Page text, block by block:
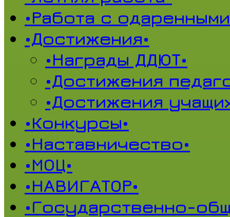
•Работа с
•Достижения•
•Награды ДДЮТ•
•Достижения
•Достижения
•Конкурсы•
•Наставничество•
•МОЦ•
•НАВИГАТОР•
•Государственно-